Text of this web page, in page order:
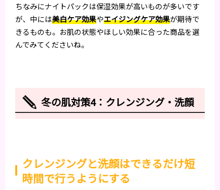
ちなみにナイトパックは保湿効果が高いものが多いです
が、中には美白ケア効果やエイジングケア効果が期待で
きるものも。お肌の状態やほしい効果に合った商品を選
んでみてくださいね。
冬の肌対策4：クレンジング・洗顔
クレンジングと洗顔はできるだけ短
時間で行うようにする